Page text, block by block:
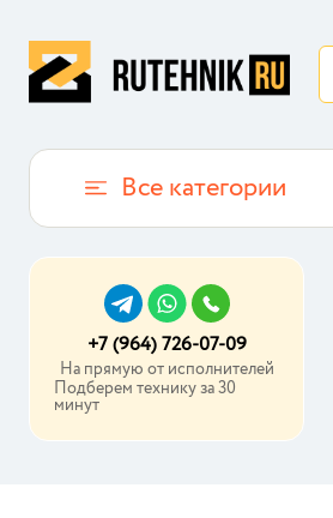
Все категории
+7 (964) 726-07-09
На прямую от исполнителей
Подберем технику за 30
минут